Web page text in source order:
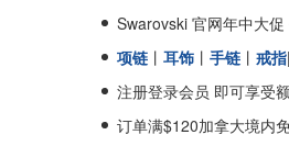
Swarovski 官网年中大
项链 丨 耳饰 丨 手链 丨 戒指|
注册登录会员 即可享受
订单满$120加拿大境内免